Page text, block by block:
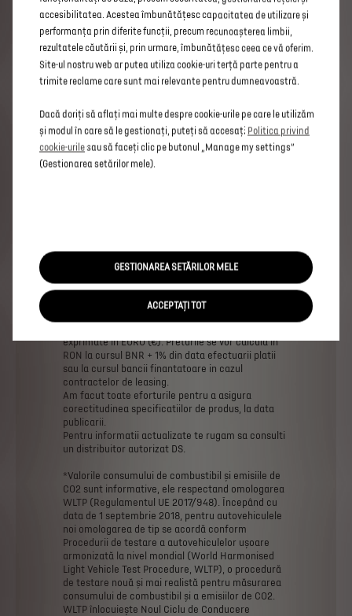
Carlig de remorcare
711 € TVA inclus
ELEMENTE DESIGN
Informatii legale
exprimate in EURO (€). Preturile se vor calcula in
RON
la cursul BNR + 1% din data efectuarii platii
sau la cursul bancii finantatoare in cazul
contractelor de leasing.
Am facut toate eforturile pentru a asigura
corectitudinea specificatiilor de produs, la data
publicarii.
Pentru informatii actualizate te rugam sa consulti
un distribuitor autorizat DS.
*Valorile consumului de combustibil și emisiile de
CO2 sunt informative, ele respectand omologarea
WLTP (Regulamentul UE 2017/948). Începând cu
data de 1 septembrie 2018, pentru autovehiculele
noi omologarea de tip se acordă conform
Procedurii de testare a autovehiculelor ușoare
armonizată la nivel mondial (World Harmonised
Light Vehicle Test Procedure, WLTP), o procedură
de testare nouă și mai realistă pentru măsurarea
consumului de combustibil și a emisiilor de CO2.
WLTP înlocuiește Noul Ciclu de Conducere
accesibilitatea. Acestea îmbunătățesc capacitatea de utilizare și
performanța prin diferite funcții, precum recunoașterea limbii,
rezultatele căutării și, prin urmare, îmbunătățesc ceea ce vă oferim.
Site-ul nostru web ar putea utiliza cookie-uri terță parte pentru a
trimite reclame care sunt mai relevante pentru dumneavoastră.
Dacă doriți să aflați mai multe despre cookie-urile pe care le utilizăm
și modul în care să le gestionați, puteți să accesați Politica privind
cookie-urilesau să faceți clic pe butonul „Manage my settings”
(Gestionarea setărilor mele).
GESTIONAREA SETĂRILOR MELE
ACCEPTAȚI TOT